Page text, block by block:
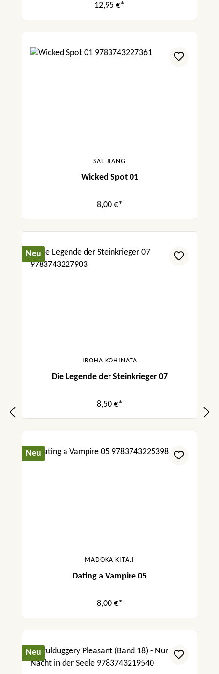
12,95 €*
SAL JIANG
Wicked Spot 01
8,00 €*
Neu
IROHA KOHINATA
Die Legende der Steinkrieger 07
8,50 €*
Neu
MADOKA KITAJI
Dating a Vampire 05
8,00 €*
Neu